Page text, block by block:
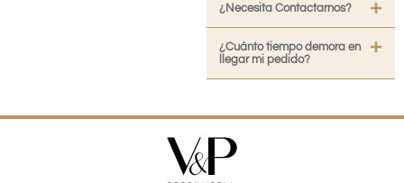
¿Necesita Contactarnos?
¿Cuánto tiempo demora en
llegar mi pedido?